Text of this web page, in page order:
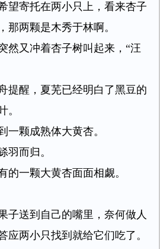
望寄托在两小只上，看来杏子
那两颗是木秀于林啊。
然又冲着杏子树叫起来，“汪
提醒，夏芜已经明白了黑豆的
。
一颗成熟体大黄杏。
羽而归。
的一颗大黄杏面面相觑。
子送到自己的嘴里，奈何做人
应两小只找到就给它们吃了。